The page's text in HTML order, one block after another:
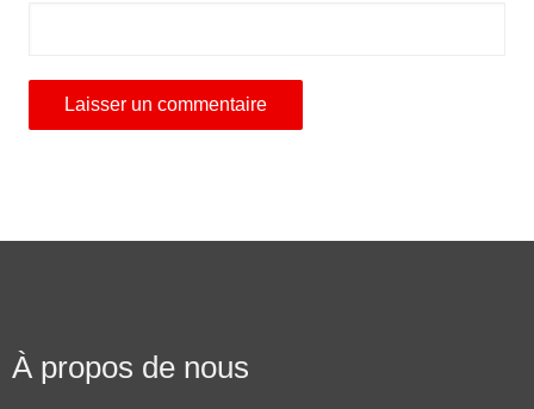
À propos de nous